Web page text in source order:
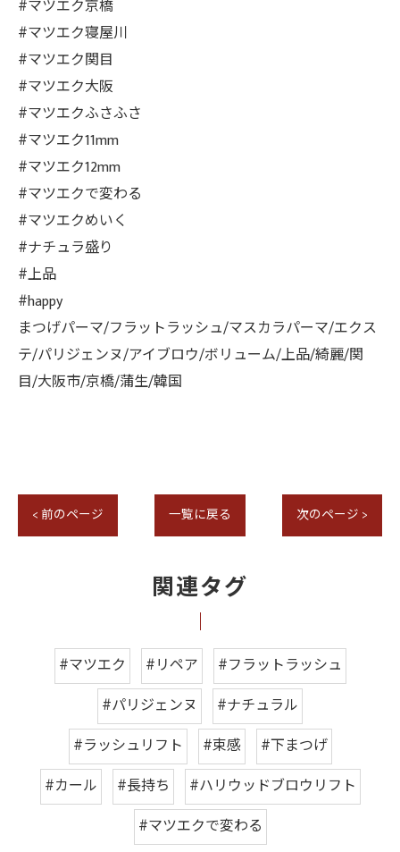
#マツエク京橋
#マツエク寝屋川
#マツエク関目
#マツエク大阪
#マツエクふさふさ
#マツエク11mm
#マツエク12mm
#マツエクで変わる
#マツエクめいく
#ナチュラ盛り
#上品
#happy
まつげパーマ/フラットラッシュ/マスカラパーマ/エクス
テ/パリジェンヌ/アイブロウ/ボリューム/上品/綺麗/関
目/大阪市/京橋/蒲生/韓国
< 前のページ 一覧に戻る 次のページ >
関連タグ
#マツエク #リペア
#フラットラッシュ
#パリジェンヌ
#ナチュラル
#ラッシュリフト
#束感
#下まつげ
#カール
#長持ち
#ハリウッドブロウリフト
#マツエクで変わる